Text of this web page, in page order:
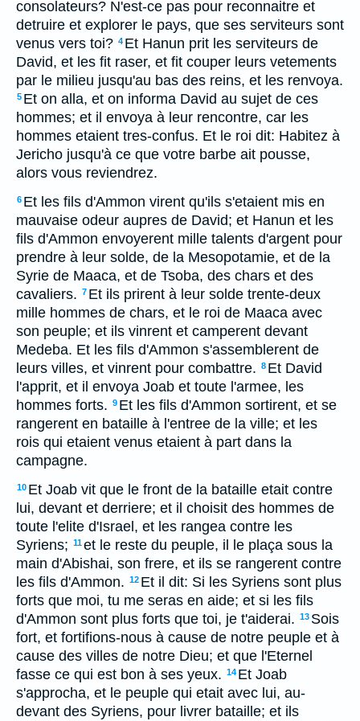
consolateurs? N'est-ce pas pour reconnaitre et
detruire et explorer le pays, que ses serviteurs sont
venus vers toi? 4 Et Hanun prit les serviteurs de
David, et les fit raser, et fit couper leurs vetements
par le milieu jusqu'au bas des reins, et les renvoya.
5 Et on alla, et on informa David au sujet de ces
hommes; et il envoya à leur rencontre, car les
hommes etaient tres-confus. Et le roi dit: Habitez à
Jericho jusqu'à ce que votre barbe ait pousse,
alors vous reviendrez.
6 Et les fils d'Ammon virent qu'ils s'etaient mis en
mauvaise odeur aupres de David; et Hanun et les
fils d'Ammon envoyerent mille talents d'argent pour
prendre à leur solde, de la Mesopotamie, et de la
Syrie de Maaca, et de Tsoba, des chars et des
cavaliers. 7 Et ils prirent à leur solde trente-deux
mille hommes de chars, et le roi de Maaca avec
son peuple; et ils vinrent et camperent devant
Medeba. Et les fils d'Ammon s'assemblerent de
leurs villes, et vinrent pour combattre. 8 Et David
l'apprit, et il envoya Joab et toute l'armee, les
hommes forts. 9 Et les fils d'Ammon sortirent, et se
rangerent en bataille à l'entree de la ville; et les
rois qui etaient venus etaient à part dans la
campagne.
10 Et Joab vit que le front de la bataille etait contre
lui, devant et derriere; et il choisit des hommes de
toute l'elite d'Israel, et les rangea contre les
Syriens; 11et le reste du peuple, il le plaça sous la
main d'Abishai, son frere, et ils se rangerent contre
les fils d'Ammon. 12 Et il dit: Si les Syriens sont plus
forts que moi, tu me seras en aide; et si les fils
d'Ammon sont plus forts que toi, je t'aiderai. 13 Sois
fort, et fortifions-nous à cause de notre peuple et à
cause des villes de notre Dieu; et que l'Eternel
fasse ce qui est bon à ses yeux. 14 Et Joab
s'approcha, et le peuple qui etait avec lui, au-
devant des Syriens, pour livrer bataille; et ils